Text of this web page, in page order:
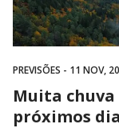
PREVISÕES - 11 NOV,
Muita
próximos